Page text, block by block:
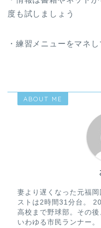
度も試しましょう
・練習メニューをマネ
ABOUT ME
妻より遅くなった元福
ストは2時間31分台。
高校まで野球部。その
いわゆる市民ランナー